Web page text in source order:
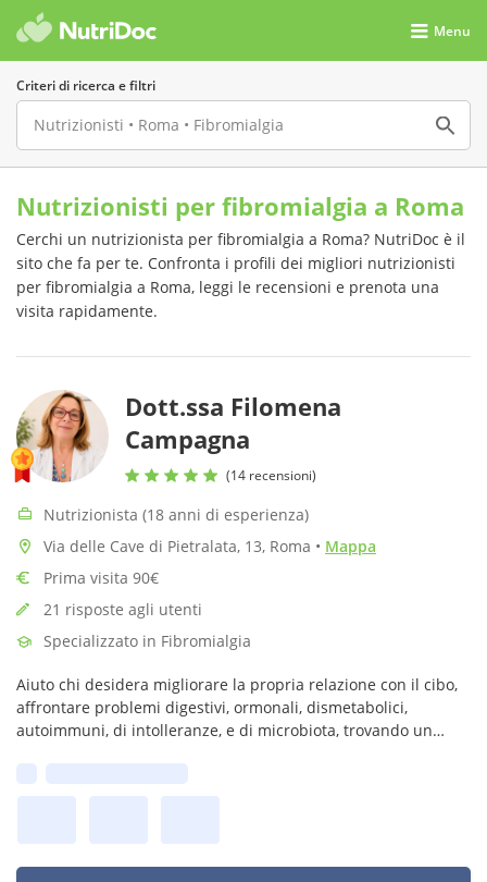
Menu
Criteri di ricerca e filtri
Nutrizionisti per fibromialgia a Roma
Cerchi un nutrizionista per fibromialgia a Roma? NutriDoc è il
sito che fa per te. Confronta i profili dei migliori nutrizionisti
per fibromialgia a Roma, leggi le recensioni e prenota una
visita rapidamente.
Dott.ssa Filomena
Campagna
(14 recensioni)
Nutrizionista (18 anni di esperienza)
Via delle Cave di Pietralata, 13, Roma • Mappa
Prima visita 90€
21 risposte agli utenti
Specializzato in Fibromialgia
Aiuto chi desidera migliorare la propria relazione con il cibo,
affrontare problemi digestivi, ormonali, dismetabolici,
autoimmuni, di intolleranze, e di microbiota, trovando un